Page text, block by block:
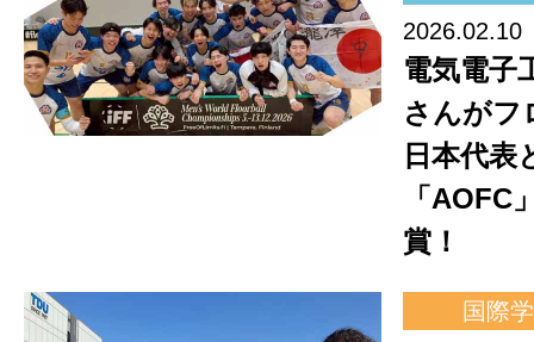
2026.02.10
電気電子
さんがフ
日本代表
「AOFC
賞！
国際